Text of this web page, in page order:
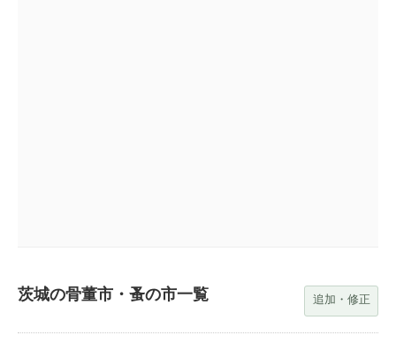
茨城の骨董市・蚤の市一覧 追加・修正